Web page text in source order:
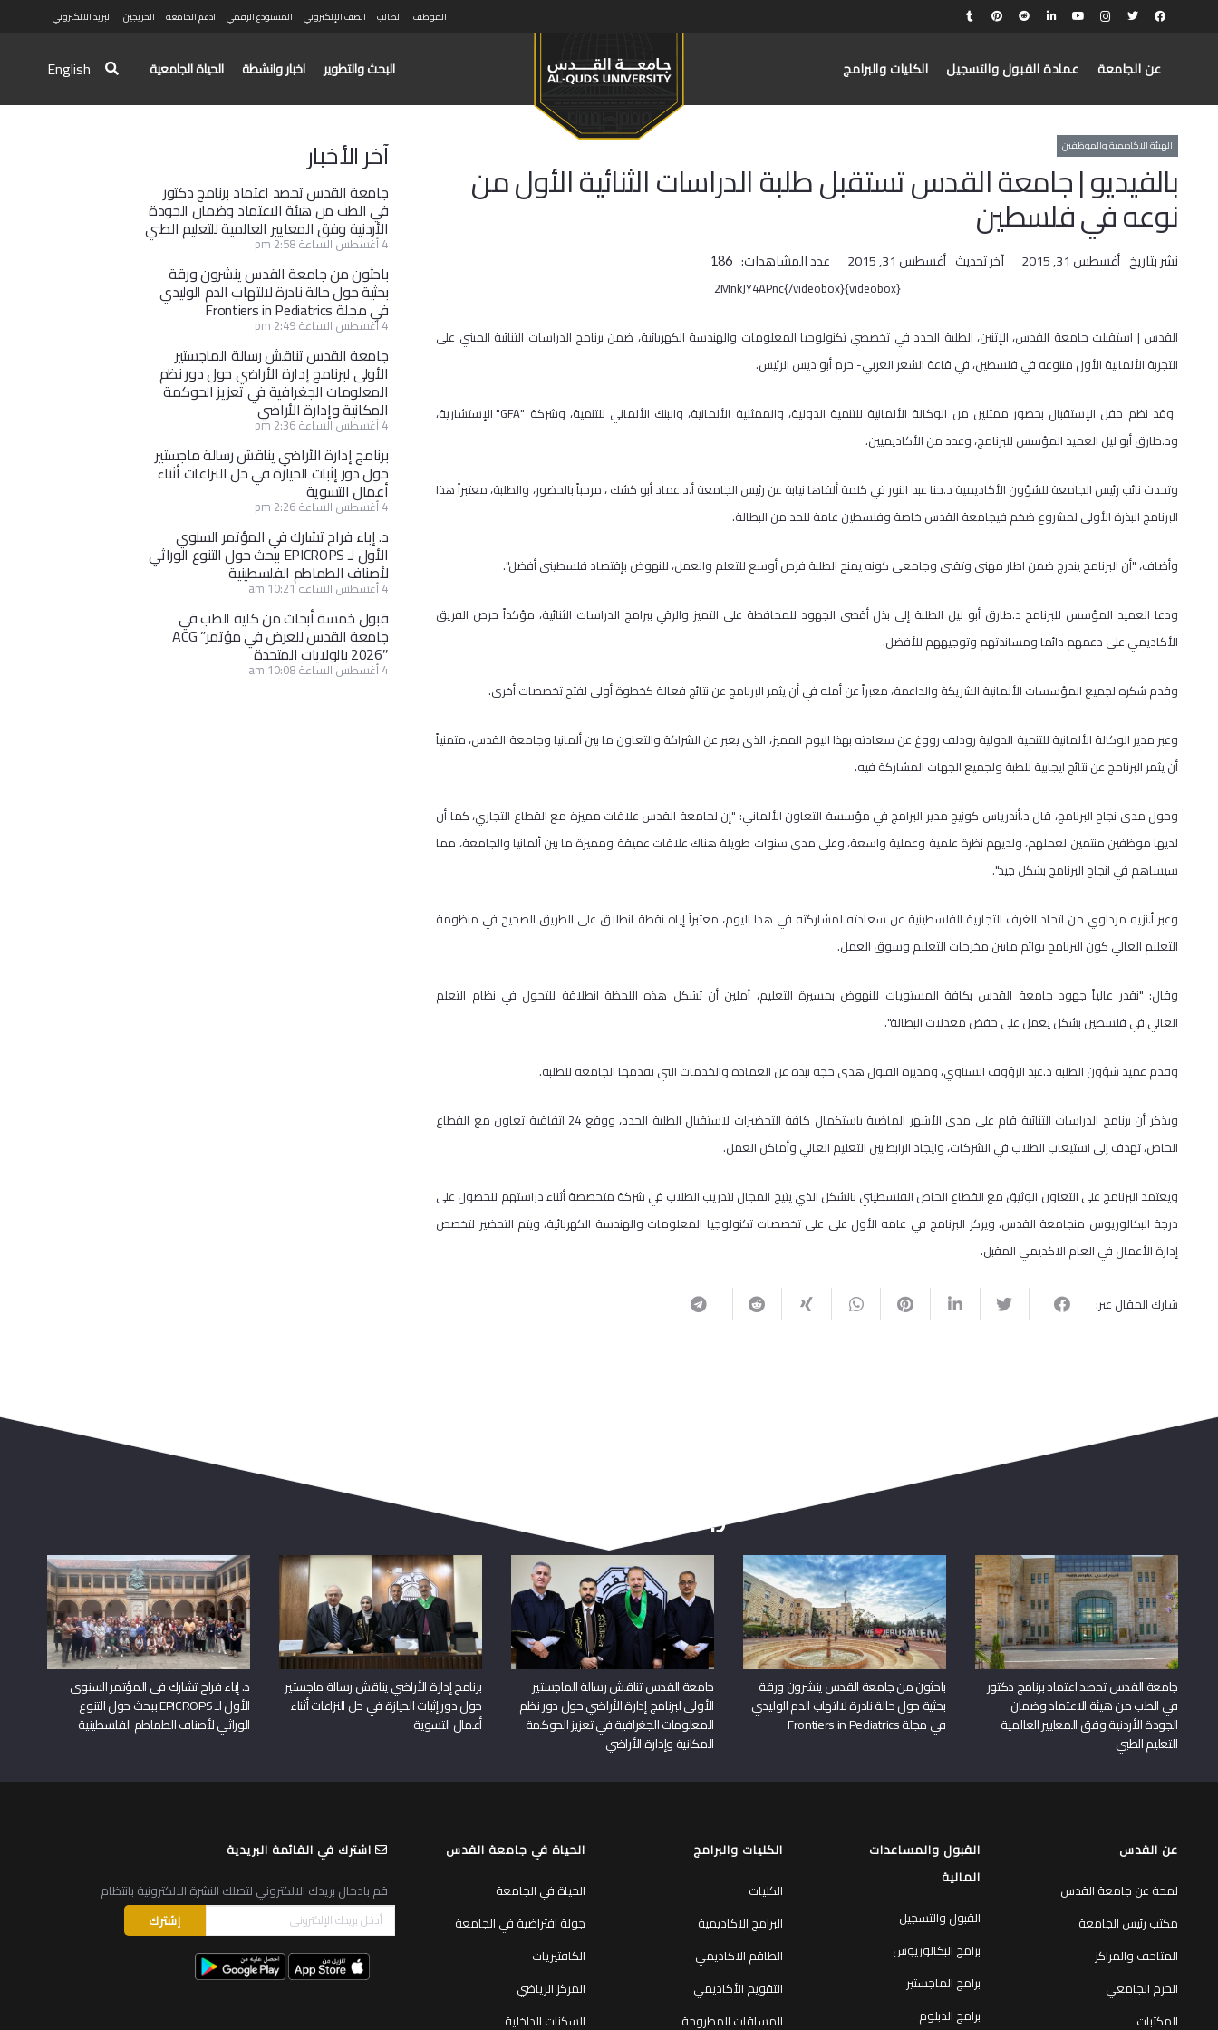
الموظف الطالب الصف الإلكتروني المستودع الرقمي ادعم الجامعة الخريجين البريد الالكتروني
عن الجامعة عمادة القبول والتسجيل الكليات والبرامج البحث والتطوير اخبار وانشطة الحياة الجامعية English
الهيئة الاكاديمية والموظفين
بالفيديو | جامعة القدس تستقبل طلبة الدراسات الثنائية الأول من
نوعه في فلسطين
نشر بتاريخ أغسطس 31, 2015 آخر تحديث أغسطس 31, 2015 عدد المشاهدات: 186
{videobox}2MnkJY4APnc{/videobox}
القدس | استقبلت جامعة القدس، الإثنين، الطلبة الجدد في تخصصي تكنولوجيا المعلومات والهندسة الكهربائية، ضمن برنامج الدراسات الثنائية المبني على
التجربة الألمانية الأول مننوعه في فلسطين، في قاعة الشعر العربي- حرم أبو ديس الرئيس.
وقد نظم حفل الإستقبال بحضور ممثلين من الوكالة الألمانية للتنمية الدولية، والممثلية الألمانية، والبنك الألماني للتنمية، وشركة "GFA" الإستشارية،
ود.طارق أبو ليل العميد المؤسس للبرنامج، وعدد من الأكاديميين.
وتحدث نائب رئيس الجامعة للشؤون الأكاديمية د.حنا عبد النور في كلمة ألقاها نيابة عن رئيس الجامعة أ.د.عماد أبو كشك ، مرحباً بالحضور، والطلبة، معتبراً هذا
البرنامج البذرة الأولى لمشروع ضخم فيجامعة القدس خاصة وفلسطين عامة للحد من البطالة.
وأضاف، "أن البرنامج يندرج ضمن اطار مهني وتقني وجامعي كونه يمنح الطلبة فرص أوسع للتعلم والعمل، للنهوض بإقتصاد فلسطيني أفضل".
ودعا العميد المؤسس للبرنامج د.طارق أبو ليل الطلبة إلى بذل أقصى الجهود للمحافظة على التميز والرقي ببرامج الدراسات الثنائية، مؤكداً حرص الفريق
الأكاديمي على دعمهم دائما ومساندتهم وتوجيههم للأفضل.
وقدم شكره لجميع المؤسسات الألمانية الشريكة والداعمة، معبراً عن أمله في أن يثمر البرنامج عن نتائج فعالة كخطوة أولى لفتح تخصصات أخرى.
وعبر مدير الوكالة الألمانية للتنمية الدولية رودلف رووغ عن سعادته بهذا اليوم المميز، الذي يعبر عن الشراكة والتعاون ما بين ألمانيا وجامعة القدس، متمنياً
أن يثمر البرنامج عن نتائج ايجابية للطبة ولجميع الجهات المشاركة فيه.
وحول مدى نجاح البرنامج، قال د.أندرياس كونيج مدير البرامج في مؤسسة التعاون الألماني: "إن لجامعة القدس علاقات مميزة مع القطاع التجاري، كما أن
لديها موظفين منتمين لعملهم، ولديهم نظرة علمية وعملية واسعة، وعلى مدى سنوات طويلة هناك علاقات عميقة ومميزة ما بين ألمانيا والجامعة، مما
سيساهم في انجاح البرنامج بشكل جيد".
وعبر أ.نزيه مرداوي من اتحاد الغرف التجارية الفلسطينية عن سعادته لمشاركته في هذا اليوم، معتبراً إياه نقطة انطلاق على الطريق الصحيح في منظومة
التعليم العالي كون البرنامج يوائم مابين مخرجات التعليم وسوق العمل.
وقال: "نقدر عالياً جهود جامعة القدس بكافة المستويات للنهوض بمسيرة التعليم، آملين أن تشكل هذه اللحظة انطلاقة للتحول في نظام التعلم
العالي في فلسطين بشكل يعمل على خفض معدلات البطالة".
وقدم عميد شؤون الطلبة د.عبد الرؤوف السناوي، ومديرة القبول هدى حجة نبذة عن العمادة والخدمات التي تقدمها الجامعة للطلبة.
ويذكر أن برنامج الدراسات الثنائية قام على مدى الأشهر الماضية باستكمال كافة التحضيرات لاستقبال الطلبة الجدد، ووقع 24 اتفاقية تعاون مع القطاع
الخاص، تهدف إلى استيعاب الطلاب في الشركات، وايجاد الرابط بين التعليم العالي وأماكن العمل.
ويعتمد البرنامج على التعاون الوثيق مع القطاع الخاص الفلسطيني بالشكل الذي يتيح المجال لتدريب الطلاب في شركة متخصصة أثناء دراستهم للحصول على
درجة البكالوريوس منجامعة القدس، ويركز البرنامج في عامه الأول على على تخصصات تكنولوجيا المعلومات والهندسة الكهربائية، ويتم التحضير لتخصص
إدارة الأعمال في العام الاكديمي المقبل.
شارك المقال عبر:
آخر الأخبار
جامعة القدس تحصد اعتماد برنامج دكتور
في الطب من هيئة الاعتماد وضمان الجودة
الأردنية وفق المعايير العالمية للتعليم الطبي
4 أغسطس الساعة 2:58 pm
باحثون من جامعة القدس ينشرون ورقة
بحثية حول حالة نادرة لالتهاب الدم الوليدي
في مجلة Frontiers in Pediatrics
4 أغسطس الساعة 2:49 pm
جامعة القدس تناقش رسالة الماجستير
الأولى لبرنامج إدارة الأراضي حول دور نظم
المعلومات الجغرافية في تعزيز الحوكمة
المكانية وإدارة الأراضي
4 أغسطس الساعة 2:36 pm
برنامج إدارة الأراضي يناقش رسالة ماجستير
حول دور إثبات الحيازة في حل النزاعات أثناء
أعمال التسوية
4 أغسطس الساعة 2:26 pm
د. إباء فراح تشارك في المؤتمر السنوي
الأول لـ EPICROPS ببحث حول التنوع الوراثي
لأصناف الطماطم الفلسطينية
4 أغسطس الساعة 10:21 am
قبول خمسة أبحاث من كلية الطب في
جامعة القدس للعرض في مؤتمر” ACG
2026″ بالولايات المتحدة
4 أغسطس الساعة 10:08 am
ربما يعجبك أيضا
جامعة القدس تحصد اعتماد برنامج دكتور
في الطب من هيئة الاعتماد وضمان
الجودة الأردنية وفق المعايير العالمية
للتعليم الطبي
باحثون من جامعة القدس ينشرون ورقة
بحثية حول حالة نادرة لالتهاب الدم الوليدي
في مجلة Frontiers in Pediatrics
جامعة القدس تناقش رسالة الماجستير
الأولى لبرنامج إدارة الأراضي حول دور نظم
المعلومات الجغرافية في تعزيز الحوكمة
المكانية وإدارة الأراضي
برنامج إدارة الأراضي يناقش رسالة ماجستير
حول دور إثبات الحيازة في حل النزاعات أثناء
أعمال التسوية
د. إباء فراح تشارك في المؤتمر السنوي
الأول لـ EPICROPS ببحث حول التنوع
الوراثي لأصناف الطماطم الفلسطينية
عن القدس
لمحة عن جامعة القدس
مكتب رئيس الجامعة
المتاحف والمراكز
الحرم الجامعي
المكتبات
القبول والمساعدات
المالية
القبول والتسجيل
برامج البكالوريوس
برامج الماجستير
برامج الدبلوم
الكليات والبرامج
الكليات
البرامج الاكاديمية
الطاقم الاكاديمي
التقويم الأكاديمي
المساقات المطروحة
الحياة في جامعة القدس
الحياة في الجامعة
جولة افتراضية في الجامعة
الكافتيريات
المركز الرياضي
السكنات الداخلية
اشترك في القائمة البريدية
قم بادخال بريدك الالكتروني لتصلك النشرة الالكترونية بانتظام